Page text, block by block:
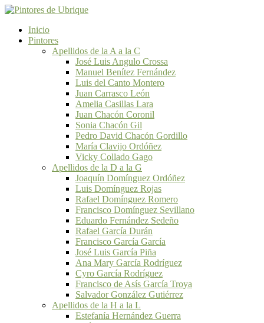
Inicio
Pintores
Apellidos de la A a la C
José Luis Angulo Crossa
Manuel Benítez Fernández
Luis del Canto Montero
Juan Carrasco León
Amelia Casillas Lara
Juan Chacón Coronil
Sonia Chacón Gil
Pedro David Chacón Gordillo
María Clavijo Ordóñez
Vicky Collado Gago
Apellidos de la D a la G
Joaquín Domínguez Ordóñez
Luis Domínguez Rojas
Rafael Domínguez Romero
Francisco Domínguez Sevillano
Eduardo Fernández Sedeño
Rafael García Durán
Francisco García García
José Luis García Piña
Ana Mary García Rodríguez
Cyro García Rodríguez
Francisco de Asís García Troya
Salvador González Gutiérrez
Apellidos de la H a la L
Estefanía Hernández Guerra